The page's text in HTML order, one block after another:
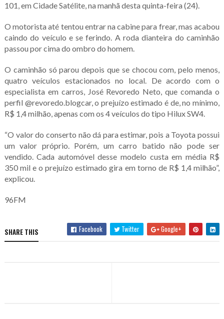
101, em Cidade Satélite, na manhã desta quinta-feira (24).
O motorista até tentou entrar na cabine para frear, mas acabou
caindo do veículo e se ferindo. A roda dianteira do caminhão
passou por cima do ombro do homem.
O caminhão só parou depois que se chocou com, pelo menos,
quatro veículos estacionados no local. De acordo com o
especialista em carros, José Revoredo Neto, que comanda o
perfil @revoredo.blogcar, o prejuízo estimado é de, no mínimo,
R$ 1,4 milhão, apenas com os 4 veículos do tipo Hilux SW4.
“O valor do conserto não dá para estimar, pois a Toyota possui
um valor próprio. Porém, um carro batido não pode ser
vendido. Cada automóvel desse modelo custa em média R$
350 mil e o prejuízo estimado gira em torno de R$ 1,4 milhão”,
explicou.
96FM
SHARE THIS Facebook Twitter Google+